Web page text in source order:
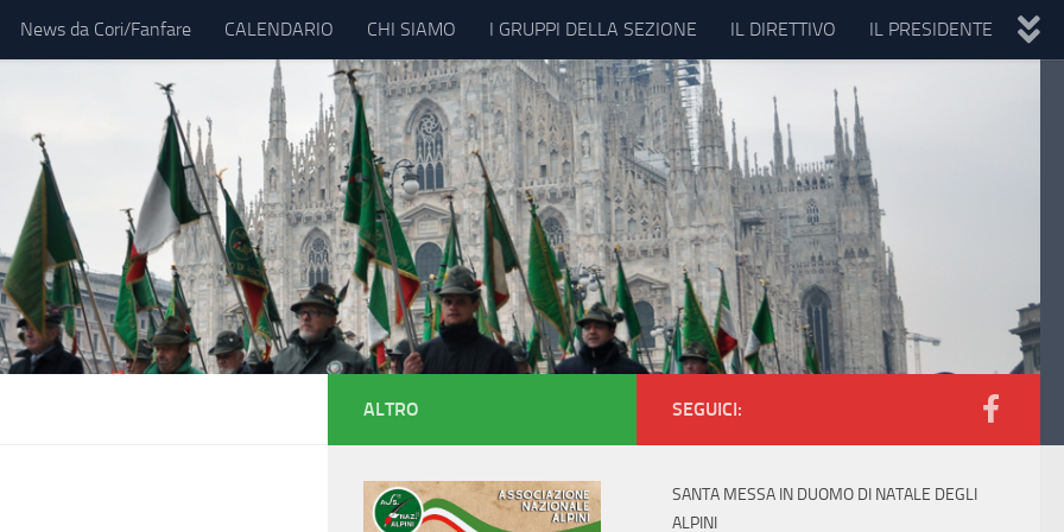
News da Cori/Fanfare CALENDARIO CHI SIAMO I GRUPPI DELLA SEZIONE IL DIRETTIVO IL PRESIDENTE
SEGUICI:
SANTA MESSA IN DUOMO DI NATALE DEGLI
ALPINI
ALTRO